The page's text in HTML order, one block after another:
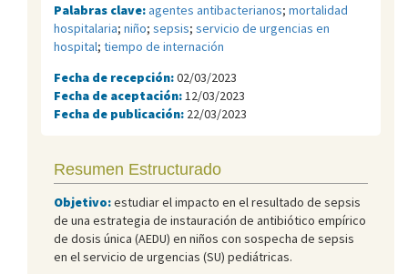
Palabras clave:agentes antibacterianos; mortalidad
hospitalaria; niño; sepsis; servicio de urgencias en
hospital; tiempo de internación
Fecha de recepción:02/03/2023
Fecha de aceptación: 12/03/2023
Fecha de publicación: 22/03/2023
Resumen Estructurado
Objetivo:estudiar el impacto en el resultado de sepsis
de una estrategia de instauración de antibiótico empírico
de dosis única (AEDU) en niños con sospecha de sepsis
en el servicio de urgencias (SU) pediátricas.